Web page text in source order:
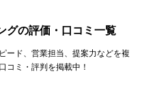
グの評価・口コミ一覧
ード、営業担当、提案力などを複
コミ・評判を掲載中！